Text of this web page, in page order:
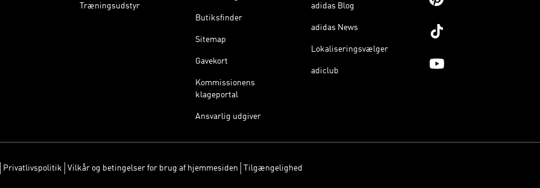
Træningsudstyr
Butiksfinder
Sitemap
Gavekort
Kommissionens
klageportal
Ansvarlig udgiver
adidas Blog
adidas News
Lokaliseringsvælger
adiclub
Privatlivspolitik Vilkår og betingelser for brug af hjemmesiden Tilgængelighed